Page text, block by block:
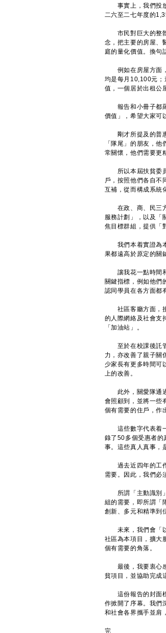
事實上，我們投放
二六至二七年度的
市民對巨大的整體
念，把主要的房屋、
庭的量化價值。換句
例如在房屋方面，
均是每月10,100元
值，一個居於出租公
報告和小冊子都羅
價值」，希望大家可
剛才所提及的普惠
「隊尾」的朋友，
常關懷，他們需要更
所以本屆扶貧委員
戶，按照他們各自不
互補，從而構成系統
在政、商、民三方
服務計劃」，以及「
焦目標群組，提供「
我們本着實證為本
果都遠高於原定的關
讓我花一點時間和
關鍵指標，例如他們
認同學員在各方面都
社區客廳方面，接
的人際網絡及社會支
「加油站」。
至於在校課後託管
力，亦改善了親子關
少家長有更多時間可
上的改善。
此外，關愛隊通過
會照顧到，並將一些
個有需要的住戶，作
這些數字代表着一
錄了50多個受惠者的
事。這些真人真事，
過去近四年的工作
需要。因此，我們必
所謂「主動識別」
組的需要，即所謂「
創新、多元和精準到
未來，我們會「以
社區為本項目，擴大
個有需要的角落。
最後，我要衷心感
貧項目，並協助完成
這份報告的封面標
作掀開了序幕。我們
和社會各界攜手並肩
完